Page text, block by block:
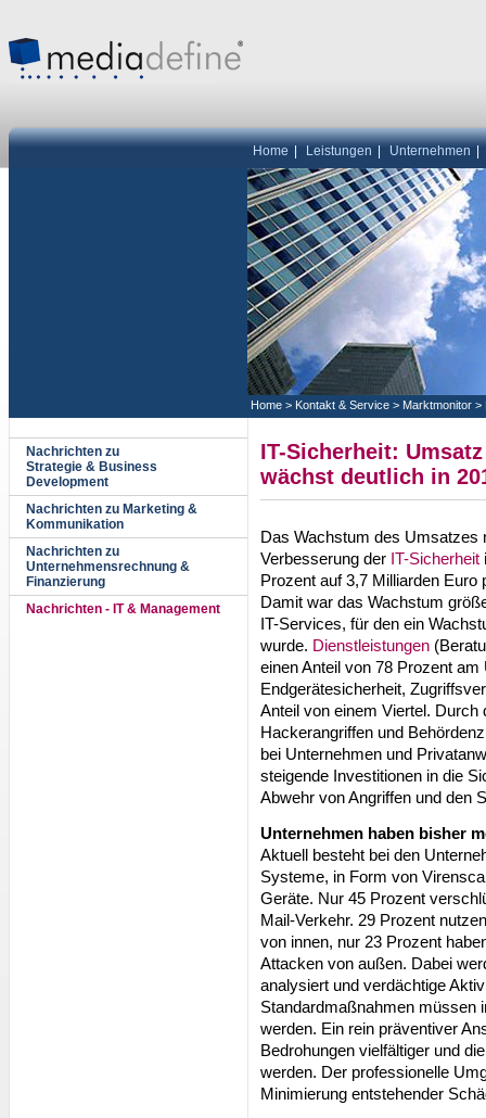
Home Leistungen Unternehmen
Home > Kontakt & Service > Marktmonitor >
Nachrichten zu
Strategie & Business
Development
Nachrichten zu Marketing &
Kommunikation
Nachrichten zu
Unternehmensrechnung &
Finanzierung
Nachrichten - IT & Management
IT-Sicherheit:
wächst deutlich in
Das Wachstum des Umsatzes
Verbesserung der IT-Sicherheit
Prozent auf 3,7 Milliarden
Damit war das Wachstum
IT-Services, für den ein
wurde. Dienstleistungen
einen Anteil von 78 Prozent
Endgerätesicherheit,
Anteil von einem Viertel. Durch
Hackerangriffen und
bei Unternehmen und
steigende Investitionen in die
Abwehr von Angriffen und den
Unternehmen haben bisher
Aktuell besteht bei den
Systeme, in Form von
Geräte. Nur 45 Prozent
Mail-Verkehr. 29 Prozent
von innen, nur 23 Prozent
Attacken von außen. Dabei
analysiert und verdächtige
Standardmaßnahmen müssen
werden. Ein rein präventiver
Bedrohungen vielfältiger und
werden. Der professionelle
Minimierung entstehender